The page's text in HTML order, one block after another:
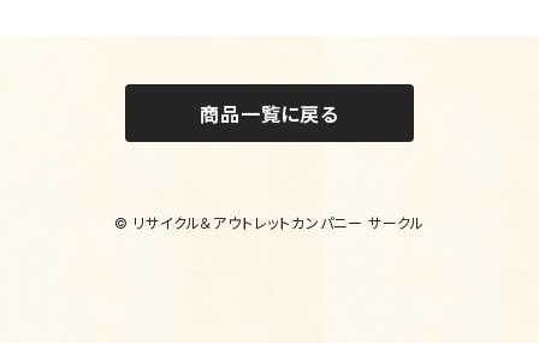
商品一覧に戻る
© リサイクル＆アウトレットカンパニー サークル